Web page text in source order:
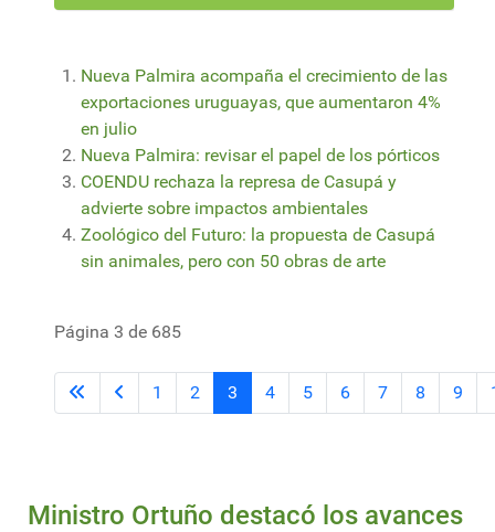
Nueva Palmira acompaña el crecimiento de las
exportaciones uruguayas, que aumentaron 4%
en julio
Nueva Palmira: revisar el papel de los pórticos
COENDU rechaza la represa de Casupá y
advierte sobre impactos ambientales
Zoológico del Futuro: la propuesta de Casupá
sin animales, pero con 50 obras de arte
Página 3 de 685
1 2 3 4 5 6 7 8 9
Ministro Ortuño destacó los avances